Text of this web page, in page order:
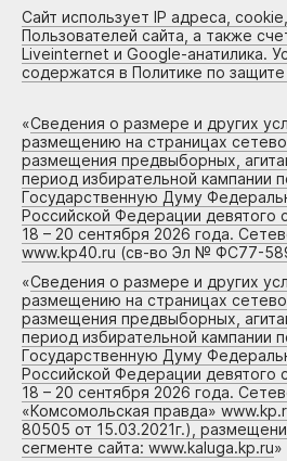
Сайт использует IP адреса,
Пользователей сайта, а также
Liveinternet и Google-анатилика.
содержатся в Политике по
«Сведения о размере и других
размещению на страницах
размещения предвыборных,
период избирательной кампании
Государственную Думу
Российской Федерации девятого
18 – 20 сентября 2026 года.
www.kp40.ru (св-во Эл № ФС77-
«Сведения о размере и других
размещению на страницах
размещения предвыборных,
период избирательной кампании
Государственную Думу
Российской Федерации девятого
18 – 20 сентября 2026 года.
«Комсомольская правда»
80505 от 15.03.2021г.),
сегменте сайта: www.kaluga.kp.ru»